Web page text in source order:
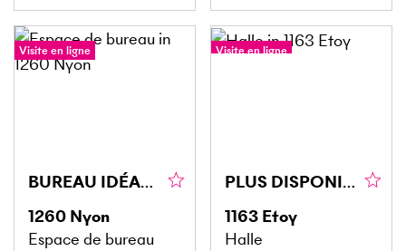
Visite en ligne
BUREAU IDÉAL POUR ENTREPRISES, ÉCOLES OU CABINETS
1260 Nyon
Espace de bureau
Visite en ligne
PLUS DISPONIBLE
1163 Etoy
Halle